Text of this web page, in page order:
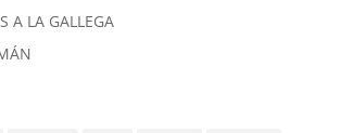
A LA GALLEGA